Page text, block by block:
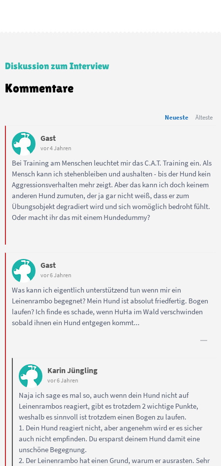
Diskussion zum Interview
Kommentare
Neueste Älteste
Gast
vor 4 Jahren
Bei Training am Menschen leuchtet mir das C.A.T. Training ein. Als
Mensch kann ich stehenbleiben und aushalten - bis der Hund kein
Aggressionsverhalten mehr zeigt. Aber das kann ich doch keinem
anderen Hund zumuten, der ja gar nicht weiß, dass er zum
Übungsobjekt degradiert wird und sich womöglich bedroht fühlt.
Oder macht ihr das mit einem Hundedummy?
Gast
vor 6 Jahren
Was kann ich eigentlich unterstützend tun wenn mir ein
Leinenrambo begegnet? Mein Hund ist absolut friedfertig. Bogen
laufen? Ich finde es schade, wenn HuHa im Wald verschwinden
sobald ihnen ein Hund entgegen kommt...
Karin Jüngling
vor 6 Jahren
Naja ich sage es mal so, auch wenn dein Hund nicht auf
Leinenrambos reagiert, gibt es trotzdem 2 wichtige Punkte,
weshalb es sinnvoll ist trotzdem einen Bogen zu laufen.
1. Dein Hund reagiert nicht, aber angenehm wird er es sicher
auch nicht empfinden. Du ersparst deinem Hund damit eine
unschöne Begegnung.
2. Der Leinenrambo hat einen Grund, warum er ausrasten. Sehr